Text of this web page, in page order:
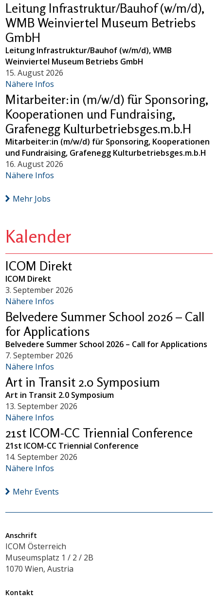
Leitung Infrastruktur/Bauhof (w/m/d),
WMB Weinviertel Museum Betriebs
GmbH
Leitung Infrastruktur/Bauhof (w/m/d), WMB
Weinviertel Museum Betriebs GmbH
15. August 2026
Nähere Infos
Mitarbeiter:in (m/w/d) für Sponsoring,
Kooperationen und Fundraising,
Grafenegg Kulturbetriebsges.m.b.H
Mitarbeiter:in (m/w/d) für Sponsoring, Kooperationen
und Fundraising, Grafenegg Kulturbetriebsges.m.b.H
16. August 2026
Nähere Infos
Mehr Jobs
Kalender
ICOM Direkt
ICOM Direkt
3. September 2026
Nähere Infos
Belvedere Summer School 2026 – Call
for Applications
Belvedere Summer School 2026 – Call for Applications
7. September 2026
Nähere Infos
Art in Transit 2.0 Symposium
Art in Transit 2.0 Symposium
13. September 2026
Nähere Infos
21st ICOM-CC Triennial Conference
21st ICOM-CC Triennial Conference
14. September 2026
Nähere Infos
Mehr Events
Anschrift
ICOM Österreich
Museumsplatz 1 / 2 / 2B
1070 Wien, Austria
Kontakt